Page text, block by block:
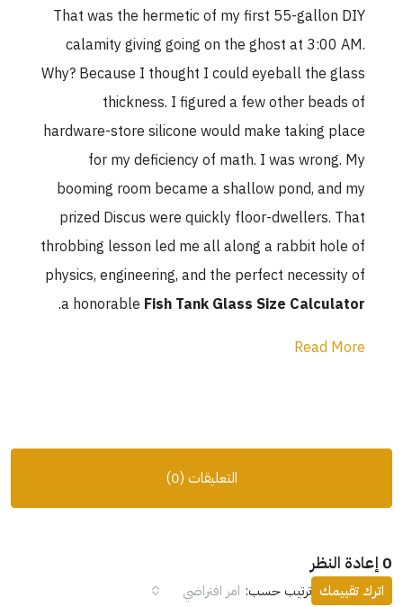
That was the hermetic of my first 55-gallon DIY
calamity giving going on the ghost at 3:00 AM.
Why? Because I thought I could eyeball the glass
thickness. I figured a few other beads of
hardware-store silicone would make taking place
for my deficiency of math. I was wrong. My
booming room became a shallow pond, and my
prized Discus were quickly floor-dwellers. That
throbbing lesson led me all along a rabbit hole of
physics, engineering, and the perfect necessity of
a honorableFish Tank Glass Size Calculator
.
Read More
التعليقات (0)
0 إعادة النظر
ترتيب حسب: امر افتراضي اترك تقييمك